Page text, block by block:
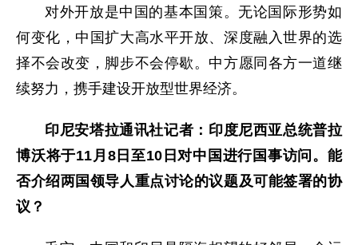
对外开放是中国的基本国策。无论国际形势如
何变化，中国扩大高水平开放、深度融入世界的选
择不会改变，脚步不会停歇。中方愿同各方一道继
续努力，携手建设开放型世界经济。
印尼安塔拉通讯社记者：印度尼西亚总统普拉
博沃将于11月8日至10日对中国进行国事访问。能
否介绍两国领导人重点讨论的议题及可能签署的协
议？